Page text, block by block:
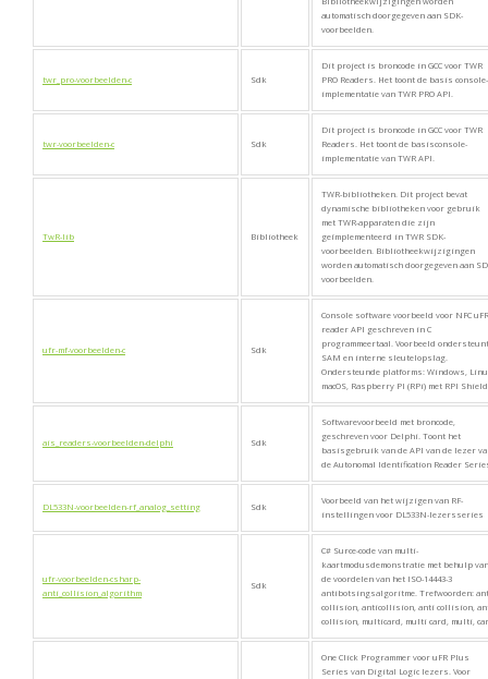
automatisch doorgegeven aan SDK-
voorbeelden.
twr_pro-voorbeelden-c Sdk
Dit project is broncode in GCC voor TWR
PRO Readers. Het toont de basis console-
implementatie van TWR PRO API.
twr-voorbeelden-c Sdk
Dit project is broncode in GCC voor TWR
Readers. Het toont de basisconsole-
implementatie van TWR API.
TwR-lib Bibliotheek
TWR-bibliotheken. Dit project bevat
dynamische bibliotheken voor gebruik
met TWR-apparaten die zijn
geïmplementeerd in TWR SDK-
voorbeelden. Bibliotheekwijzigingen
worden automatisch doorgegeven aan
voorbeelden.
ufr-mf-voorbeelden-c Sdk
Console software voorbeeld voor NFC uFR
reader API geschreven in C
programmeertaal. Voorbeeld ondersteunt
SAM en interne sleutelopslag.
Ondersteunde platforms: Windows,
macOS, Raspberry PI (RPi) met RPI
ais_readers-voorbeelden-delphi Sdk
Softwarevoorbeeld met broncode,
geschreven voor Delphi. Toont het
basisgebruik van de API van de lezer
de Autonomal Identification Reader
DL533N-voorbeelden-rf_analog_setting Sdk
Voorbeeld van het wijzigen van RF-
instellingen voor DL533N-lezersseries
ufr-voorbeelden-csharp-
anti_collision_algorithm
Sdk
C# Surce-code van multi-
kaartmodusdemonstratie met behulp van
de voordelen van het ISO-14443-3
antibotsingsalgoritme. Trefwoorden:
collision, anticollision, anti collision,
collision, multicard, multi card, multi,
One Click Programmer voor uFR Plus
Series van Digital Logic lezers. Voor